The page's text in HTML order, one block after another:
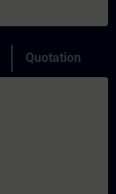
Quotation